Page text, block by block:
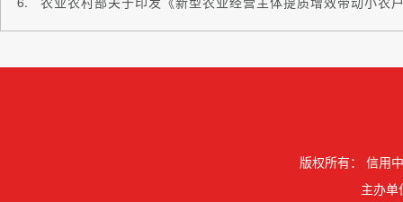
版权所有：
信用
主办